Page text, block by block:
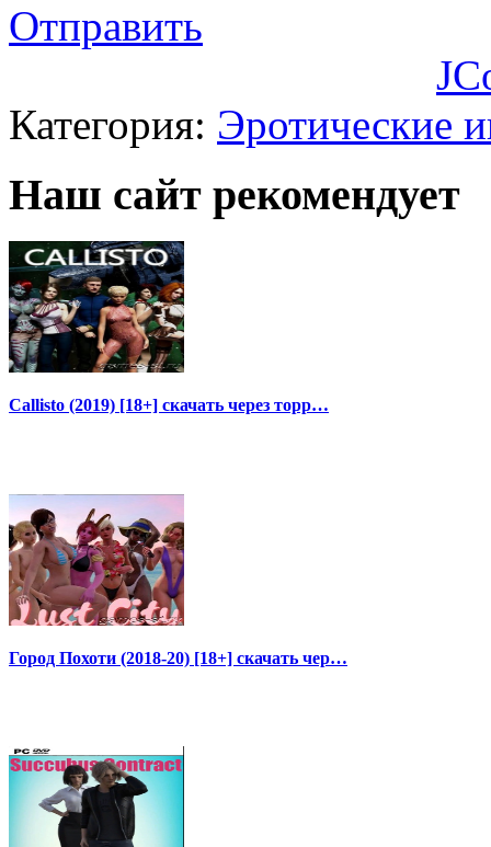
Отправить
Категория: Эротические
Наш сайт рекомендует
Callisto (2019) [18+] скачать через торр…
Город Похоти (2018-20) [18+] скачать чер…